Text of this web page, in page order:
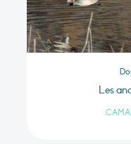
Les